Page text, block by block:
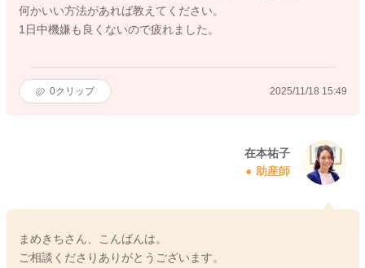
何かいい方法があれば教えてください。
1日中機嫌も良くないので疲れました。
0クリップ 2025/11/18 15:49
在本祐子
助産師
まめきちさん、こんばんは。
ご相談くださりありがとうございます。